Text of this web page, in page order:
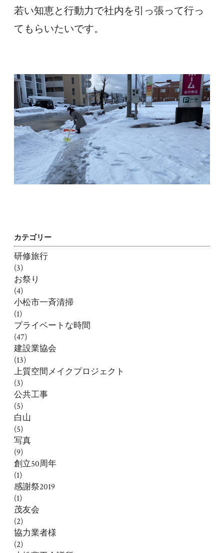
若い知恵と行動力で社内を引っ張って行っ
てもらいたいです。
カテゴリー
研修旅行
(3)
お祭り
(4)
小松市一斉清掃
(1)
プライベートな時間
(47)
建設業協会
(13)
上質空間メイクプロジェクト
(3)
公共工事
(5)
白山
(5)
写真
(9)
創立50周年
(1)
感謝祭2019
(1)
茂友会
(2)
協力業者様
(2)